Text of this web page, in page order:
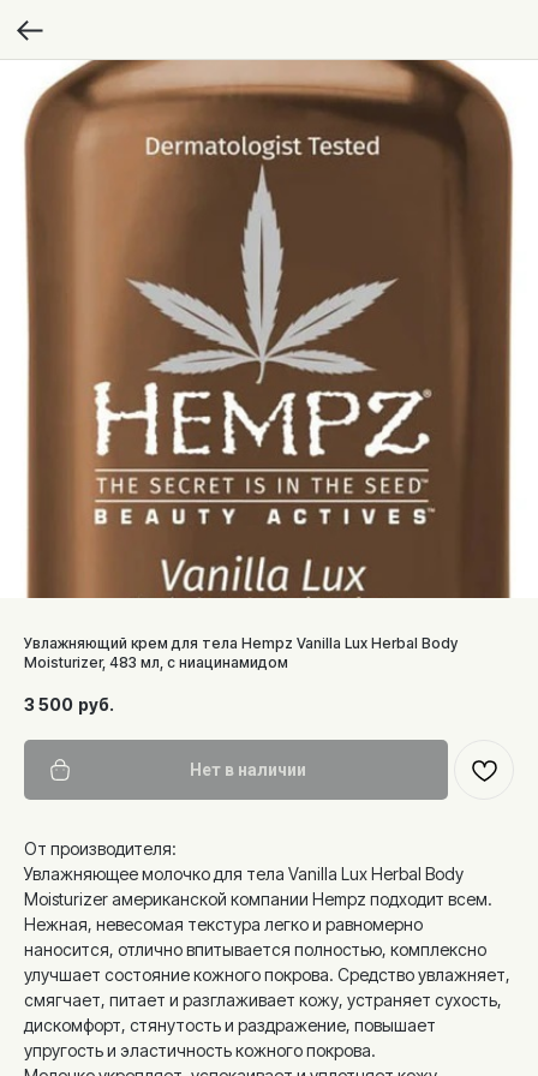
Увлажняющий крем для тела Hempz Vanilla Lux Herbal Body
Moisturizer, 483 мл, с ниацинамидом
3 500 руб.
Нет в наличии
От производителя:
Увлажняющее молочко для тела Vanilla Lux Herbal Body
Moisturizer американской компании Hempz подходит всем.
Нежная, невесомая текстура легко и равномерно
наносится, отлично впитывается полностью, комплексно
улучшает состояние кожного покрова. Средство увлажняет,
смягчает, питает и разглаживает кожу, устраняет сухость,
дискомфорт, стянутость и раздражение, повышает
упругость и эластичность кожного покрова.